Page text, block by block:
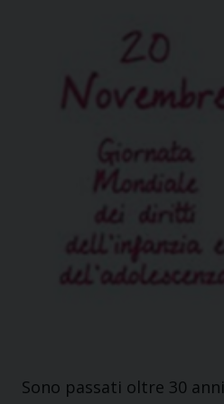
Sono passati oltre 30 anni